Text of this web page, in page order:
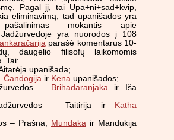
Pagal jį, tai Upa+ni+sad+kvip,
eliminavimą, tad upanišados yra
pašalinimas mokantis apie
Jadžurvedoje yra nuorodos į 108
parašė komentarus 10-
daugelio filisofų laikomomis
Tai:
upanišada;
Čandogija ir Kena upanišados;
– Brihadaranjaka ir Iša
– Taitirija ir Katha
– Prašna, Mundaka ir Mandukija